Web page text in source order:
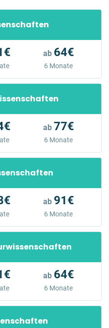
ab 64€
6 Monate
ab 77€
6 Monate
ab 91€
6 Monate
ab 64€
6 Monate